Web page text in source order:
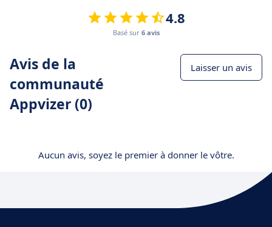
4.8
Basé sur 6 avis
Avis de la
communauté
Appvizer (0)
Laisser un avis
Aucun avis, soyez le premier à donner le vôtre.